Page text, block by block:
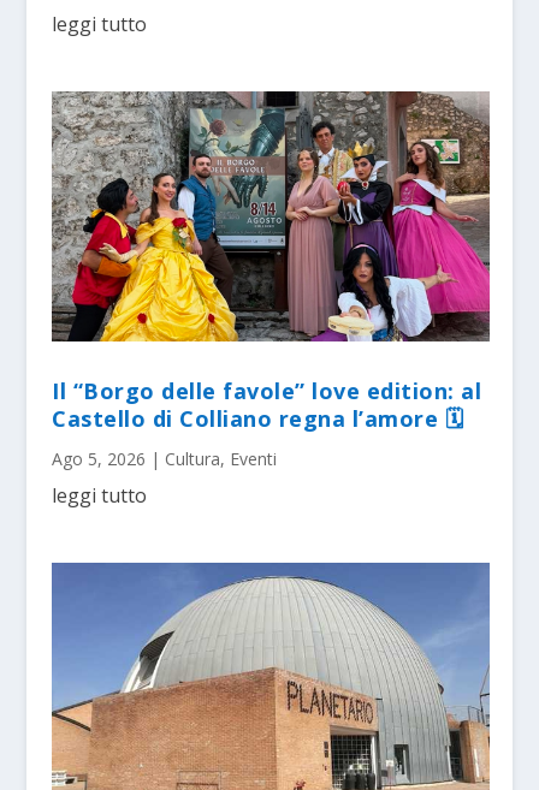
leggi tutto
Il “Borgo delle favole” love edition: al
Castello di Colliano regna l’amore 🗓
Ago 5, 2026 | Cultura, Eventi
leggi tutto